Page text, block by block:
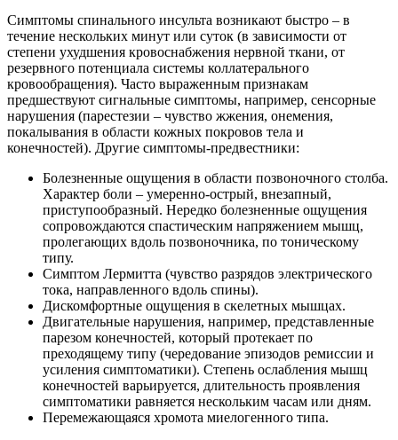
Симптомы спинального инсульта возникают быстро – в
течение нескольких минут или суток (в зависимости от
степени ухудшения кровоснабжения нервной ткани, от
резервного потенциала системы коллатерального
кровообращения). Часто выраженным признакам
предшествуют сигнальные симптомы, например, сенсорные
нарушения (парестезии – чувство жжения, онемения,
покалывания в области кожных покровов тела и
конечностей). Другие симптомы-предвестники:
Болезненные ощущения в области позвоночного столба.
Характер боли – умеренно-острый, внезапный,
приступообразный. Нередко болезненные ощущения
сопровождаются спастическим напряжением мышц,
пролегающих вдоль позвоночника, по тоническому
типу.
Симптом Лермитта (чувство разрядов электрического
тока, направленного вдоль спины).
Дискомфортные ощущения в скелетных мышцах.
Двигательные нарушения, например, представленные
парезом конечностей, который протекает по
преходящему типу (чередование эпизодов ремиссии и
усиления симптоматики). Степень ослабления мышц
конечностей варьируется, длительность проявления
симптоматики равняется нескольким часам или дням.
Перемежающаяся хромота миелогенного типа.